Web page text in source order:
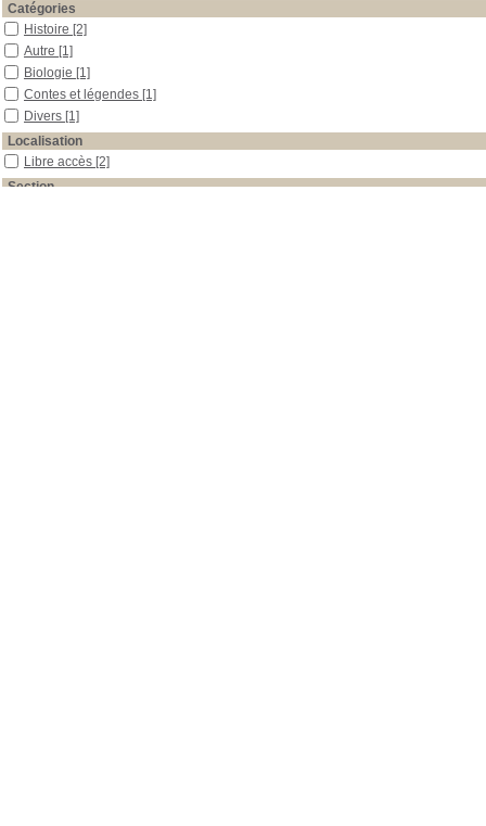
Catégories
Histoire [2]
Autre [1]
Biologie [1]
Contes et légendes [1]
Divers [1]
Localisation
Libre accès [2]
Section